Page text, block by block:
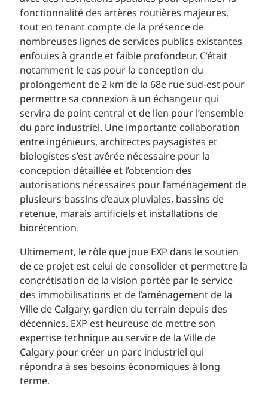
fonctionnalité des artères routières majeures,
tout en tenant compte de la présence de
nombreuses lignes de services publics existantes
enfouies à grande et faible profondeur. C’était
notamment le cas pour la conception du
prolongement de 2 km de la 68e rue sud-est pour
permettre sa connexion à un échangeur qui
servira de point central et de lien pour l’ensemble
du parc industriel. Une importante collaboration
entre ingénieurs, architectes paysagistes et
biologistes s’est avérée nécessaire pour la
conception détaillée et l’obtention des
autorisations nécessaires pour l’aménagement de
plusieurs bassins d’eaux pluviales, bassins de
retenue, marais artificiels et installations de
biorétention.
Ultimement, le rôle que joue EXP dans le soutien
de ce projet est celui de consolider et permettre la
concrétisation de la vision portée par le service
des immobilisations et de l’aménagement de la
Ville de Calgary, gardien du terrain depuis des
décennies. EXP est heureuse de mettre son
expertise technique au service de la Ville de
Calgary pour créer un parc industriel qui
répondra à ses besoins économiques à long
terme.